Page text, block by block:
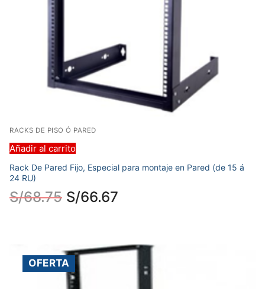
RACKS DE PISO Ó PARED
Añadir al carrito
Rack De Pared Fijo, Especial para montaje en Pared (de 15 á
24 RU)
S/68.75 S/66.67
OFERTA